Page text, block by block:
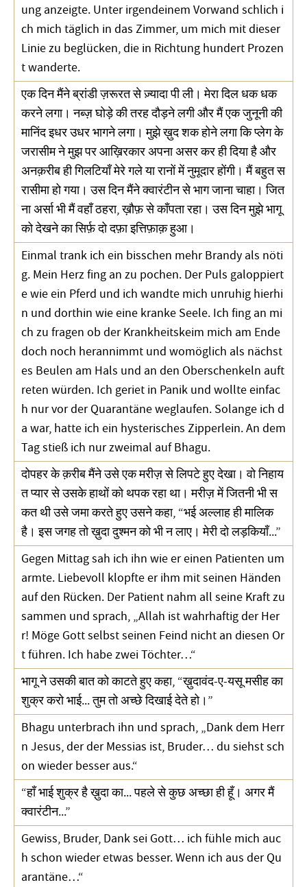
ung anzeigte. Unter irgendeinem Vorwand schlich i
ch mich täglich in das Zimmer, um mich mit dieser
Linie zu beglücken, die in Richtung hundert Prozen
t wanderte.
एक दिन मैंने ब्रांडी ज़रूरत से ज़्यादा पी ली। मेरा दिल धक धक
करने लगा। नब्ज़ घोड़े की तरह दौड़ने लगी और मैं एक जुनूनी की
मानिंद इधर उधर भागने लगा। मुझे ख़ुद शक होने लगा कि प्लेग के
जरासीम ने मुझ पर आख़िरकार अपना असर कर ही दिया है और
अनक़रीब ही गिलटियाँ मेरे गले या रानों में नुमूदार होंगी। मैं बहुत स
रासीमा हो गया। उस दिन मैंने क्वारंटीन से भाग जाना चाहा। जित
ना अर्सा भी मैं वहाँ ठहरा, ख़ौफ़ से काँपता रहा। उस दिन मुझे भागू
को देखने का सिर्फ़ दो दफ़ा इत्तिफ़ाक़ हुआ।
Einmal trank ich ein bisschen mehr Brandy als nöti
g. Mein Herz fing an zu pochen. Der Puls galoppiert
e wie ein Pferd und ich wandte mich unruhig hierhi
n und dorthin wie eine kranke Seele. Ich fing an mi
ch zu fragen ob der Krankheitskeim mich am Ende
doch noch herannimmt und womöglich als nächst
es Beulen am Hals und an den Oberschenkeln auft
reten würden. Ich geriet in Panik und wollte einfac
h nur vor der Quarantäne weglaufen. Solange ich d
a war, hatte ich ein hysterisches Zipperlein. An dem
Tag stieß ich nur zweimal auf Bhagu.
दोपहर के क़रीब मैंने उसे एक मरीज़ से लिपटे हुए देखा। वो निहाय
त प्यार से उसके हाथों को थपक रहा था। मरीज़ में जितनी भी स
कत थी उसे जमा करते हुए उसने कहा, “भई अल्लाह ही मालिक
है। इस जगह तो ख़ुदा दुश्मन को भी न लाए। मेरी दो लड़कियाँ...”
Gegen Mittag sah ich ihn wie er einen Patienten um
armte. Liebevoll klopfte er ihm mit seinen Händen
auf den Rücken. Der Patient nahm all seine Kraft zu
sammen und sprach, „Allah ist wahrhaftig der Her
r! Möge Gott selbst seinen Feind nicht an diesen Or
t führen. Ich habe zwei Töchter…“
भागू ने उसकी बात को काटते हुए कहा, “ख़ुदावंद-ए-यसू मसीह का
शुक्र करो भाई... तुम तो अच्छे दिखाई देते हो।”
Bhagu unterbrach ihn und sprach, „Dank dem Herr
n Jesus, der der Messias ist, Bruder… du siehst sch
on wieder besser aus.“
“हाँ भाई शुक्र है ख़ुदा का... पहले से कुछ अच्छा ही हूँ। अगर मैं
क्वारंटीन...”
Gewiss, Bruder, Dank sei Gott… ich fühle mich auc
h schon wieder etwas besser. Wenn ich aus der Qu
arantäne…“